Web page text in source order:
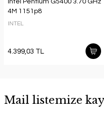
4M 1151p8
INTEL
4.399,03 TL
Mail listemize